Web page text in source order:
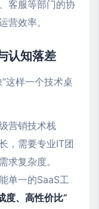
客服等部门的协
营效率。
认知落差
这样一个技术桌
营销技术栈
，需要专业IT团
求复杂度。
单一的SaaS工
度、高性价比”